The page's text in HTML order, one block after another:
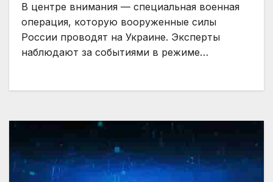
В центре внимания — специальная военная
операция, которую вооруженные силы
России проводят на Украине. Эксперты
наблюдают за событиями в режиме…